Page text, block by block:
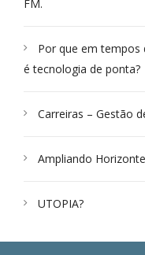
FM.
Por que em tempos
é tecnologia de ponta?
Carreiras – Gestão
Ampliando
UTOPIA?